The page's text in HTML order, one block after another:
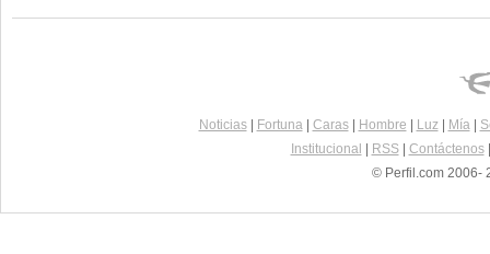
Noticias| Fortuna| Caras| Hombre Luz| Mía|
Institucional
RSS| Contáctenos
© Perfil.com 2006-